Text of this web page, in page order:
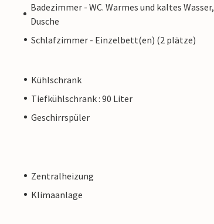
Badezimmer - WC. Warmes und kaltes Wasser,
Dusche
Schlafzimmer - Einzelbett(en) (2 plätze)
Kühlschrank
Tiefkühlschrank : 90 Liter
Geschirrspüler
Zentralheizung
Klimaanlage